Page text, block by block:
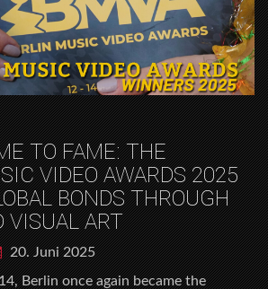
TO FAME: THE
VIDEO AWARDS 2025
BONDS THROUGH
VISUAL ART
20. Juni 2025
Berlin once again became the